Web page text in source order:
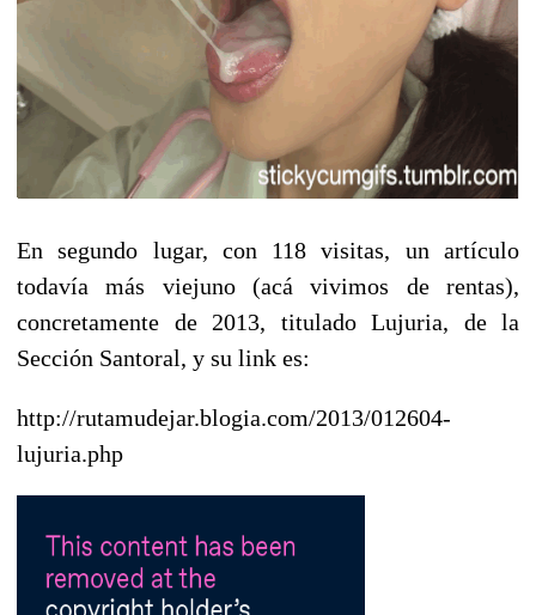
En segundo lugar, con 118 visitas, un artículo
todavía más viejuno (acá vivimos de rentas),
concretamente de 2013, titulado Lujuria, de la
Sección Santoral, y su link es:
http://rutamudejar.blogia.com/2013/012604-
lujuria.php